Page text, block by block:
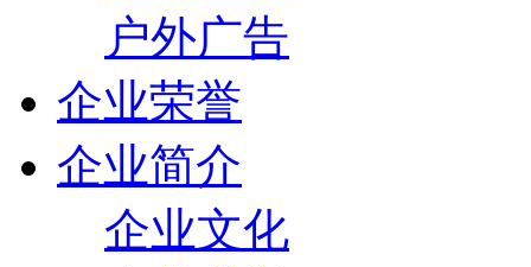
户外广告
企业荣誉
企业简介
企业文化